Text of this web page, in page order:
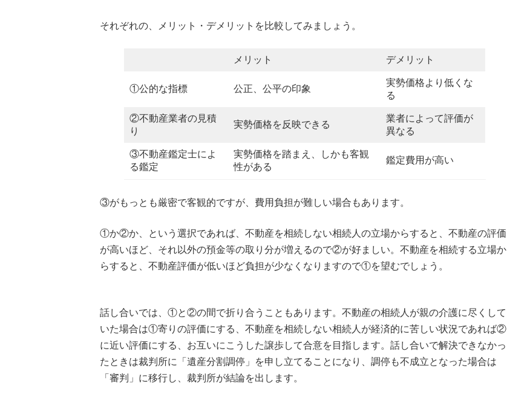
それぞれの、メリット・デメリットを比較してみましょう。
メリット デメリット
①公的な指標 公正、公平の印象
実勢価格より低くな
る
②不動産業者の見積
り
実勢価格を反映できる
業者によって評価が
異なる
③不動産鑑定士によ
る鑑定
実勢価格を踏まえ、しかも客観
性がある
鑑定費用が高い
③がもっとも厳密で客観的ですが、費用負担が難しい場合もあります。
①か②か、という選択であれば、不動産を相続しない相続人の立場からすると、不動産の評価
が高いほど、それ以外の預金等の取り分が増えるので②が好ましい。不動産を相続する立場か
らすると、不動産評価が低いほど負担が少なくなりますので①を望むでしょう。
話し合いでは、①と②の間で折り合うこともあります。不動産の相続人が親の介護に尽くして
いた場合は①寄りの評価にする、不動産を相続しない相続人が経済的に苦しい状況であれば②
に近い評価にする、お互いにこうした譲歩して合意を目指します。話し合いで解決できなかっ
たときは裁判所に「遺産分割調停」を申し立てることになり、調停も不成立となった場合は
「審判」に移行し、裁判所が結論を出します。